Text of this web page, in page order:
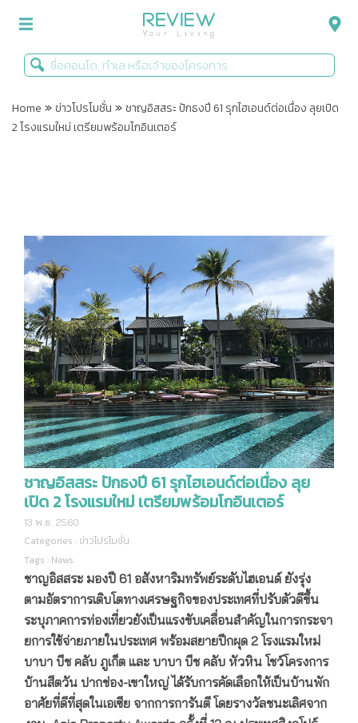
รีวิวคอนโด
Infographic
ข่าวโปรโมชั่น
Home »ข่าวโปรโมชั่น »ชาญอิสสระ ปักธงปี 61 รุกไฮเอนด์ต่อเนื่อง ลุยเปิด
2 โรงแรมใหม่ เตรียมพร้อมโกอินเตอร์
ชาญอิสสระ ปักธงปี 61 รุกไฮเอนด์ต่อเนื่อง ลุย
เปิด 2 โรงแรมใหม่ เตรียมพร้อมโกอินเตอร์
13 พ.ย. 2560
Categories : ข่าวโปรโมชั่น
Tags : News
ชาญอิสสระ มองปี 61 อสังหาริมทรัพย์ระดับไฮเอนด์ ยังรุ่ง
ตามอัตราการเติบโตทางเศรษฐกิจของประเทศที่ปรับตัวดีขึ้น
ระบุภาคการท่องเที่ยวยังเป็นแรงขับเคลื่อนสำคัญในการกระจา
ยการใช้จ่ายภายในประเทศ พร้อมสยายปีกผุด 2 โรงแรมใหม่
บาบา บีช คลับ ภูเก็ต และ บาบา บีช คลับ หัวหิน โชว์โครงการ
บ้านสีตวัน ปากช่อง-เขาใหญ่ ได้รับการคัดเลือกให้เป็นบ้านพัก
อาศัยที่ดีที่สุดในเอเซีย จากการการันตี โดยรางวัลชนะเลิศจาก